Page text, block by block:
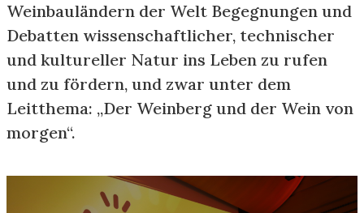
Weinbauländern der Welt Begegnungen und
Debatten wissenschaftlicher, technischer
und kultureller Natur ins Leben zu rufen
und zu fördern, und zwar unter dem
Leitthema: „Der Weinberg und der Wein von
morgen“.